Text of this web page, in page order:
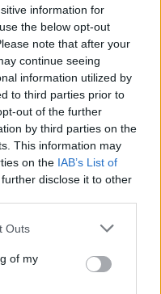
information for
the below opt-out
note that after your
continue seeing
information utilized by
to third parties prior to
out of the further
by third parties on the
This information may
on the IAB’s List of
disclose it to other
Outs
of my
Ceca
0
Repubblica